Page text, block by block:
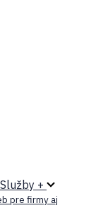
Služby +
pre firmy aj